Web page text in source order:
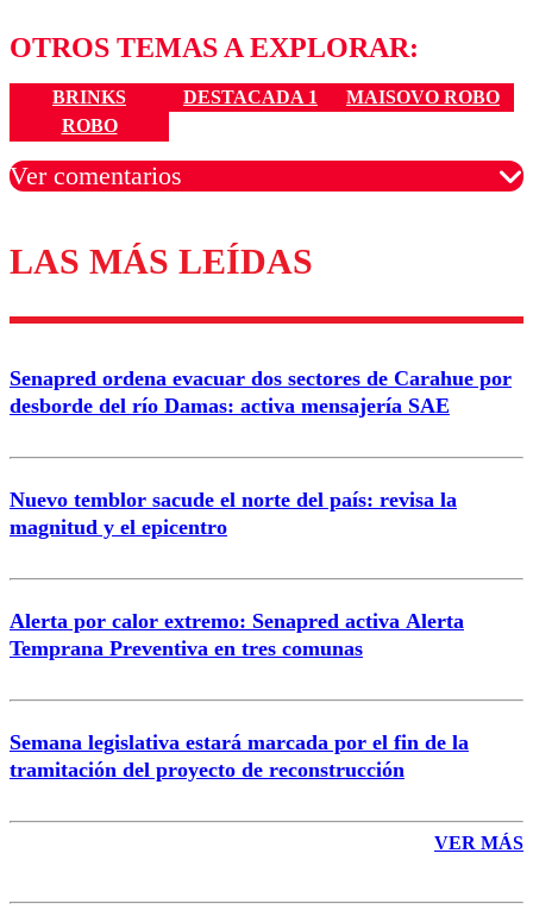
OTROS TEMAS A EXPLORAR:
BRINKS DESTACADA 1
MAISOVO ROBO
ROBO
Ver comentarios
Los comentarios son moderados para garantizar un
diálogo respetuoso.
Nombre
Correo
LAS MÁS LEÍDAS
Senapred ordena evacuar dos sectores de Carahue por
desborde del río Damas: activa mensajería SAE
Nuevo temblor sacude el norte del país: revisa la
magnitud y el epicentro
Alerta por calor extremo: Senapred activa Alerta
Temprana Preventiva en tres comunas
Semana legislativa estará marcada por el fin de la
tramitación del proyecto de reconstrucción
VER MÁS